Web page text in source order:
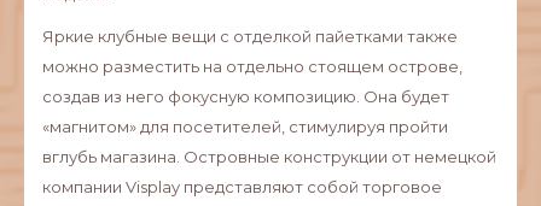
Яркие клубные вещи с отделкой пайетками также
можно разместить на отдельно стоящем острове,
создав из него фокусную композицию. Она будет
«магнитом» для посетителей, стимулируя пройти
вглубь магазина. Островные конструкции от немецкой
компании Visplay представляют собой торговое